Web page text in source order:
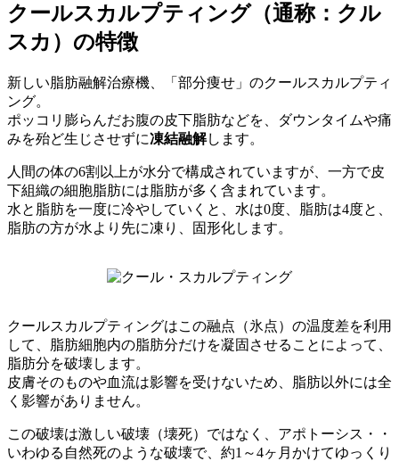
クールスカルプティング（通称：クル
スカ）の特徴
新しい脂肪融解治療機、「部分痩せ」のクールスカルプティ
ング。
ポッコリ膨らんだお腹の皮下脂肪などを、ダウンタイムや痛
みを殆ど生じさせずに凍結融解します。
人間の体の6割以上が水分で構成されていますが、一方で皮
下組織の細胞脂肪には脂肪が多く含まれています。
水と脂肪を一度に冷やしていくと、水は0度、脂肪は4度と、
脂肪の方が水より先に凍り、固形化します。
クールスカルプティングはこの融点（氷点）の温度差を利用
して、脂肪細胞内の脂肪分だけを凝固させることによって、
脂肪分を破壊します。
皮膚そのものや血流は影響を受けないため、脂肪以外には全
く影響がありません。
この破壊は激しい破壊（壊死）ではなく、アポトーシス・・
いわゆる自然死のような破壊で、約1～4ヶ月かけてゆっくり